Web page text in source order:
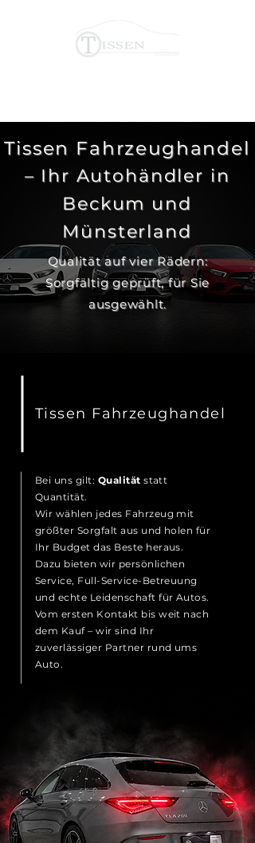
Tissen Fahrzeughandel
– Ihr Autohändler in
Beckum und
Münsterland
Qualität auf vier Rädern:
Sorgfältig geprüft, für Sie
ausgewählt.
Tissen Fahrzeughandel
Bei uns gilt: Qualität statt
Quantität.
Wir wählen jedes Fahrzeug mit
größter Sorgfalt aus und holen für
Ihr Budget das Beste heraus.
Dazu bieten wir persönlichen
Service, Full-Service-Betreuung
und echte Leidenschaft für Autos.
Vom ersten Kontakt bis weit nach
dem Kauf – wir sind Ihr
zuverlässiger Partner rund ums
Auto.